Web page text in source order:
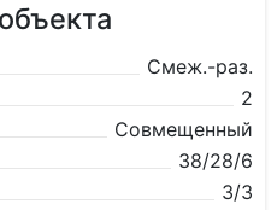
Смеж.-раз.
2
Совмещенный
38/28/6
3/3